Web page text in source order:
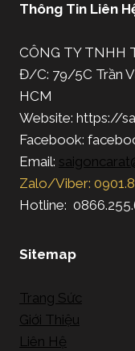
Thông Tin Liên
CÔNG TY TNHH
Đ/C: 79/5C Trần
HCM
Website: https://
Facebook:
Email:
Zalo/Viber:
Hotline:
Sitemap
Trang Sức
Giới Thiệu
Liên Hệ